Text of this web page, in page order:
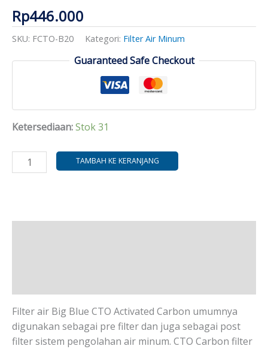
Rp446.000
SKU: FCTO-B20 Kategori: Filter Air Minum
Guaranteed Safe Checkout
Ketersediaan:Stok 31
TAMBAH KE KERANJANG
Filter air Big Blue CTO Activated Carbon umumnya
digunakan sebagai pre filter dan juga sebagai post
filter sistem pengolahan air minum. CTO Carbon filter